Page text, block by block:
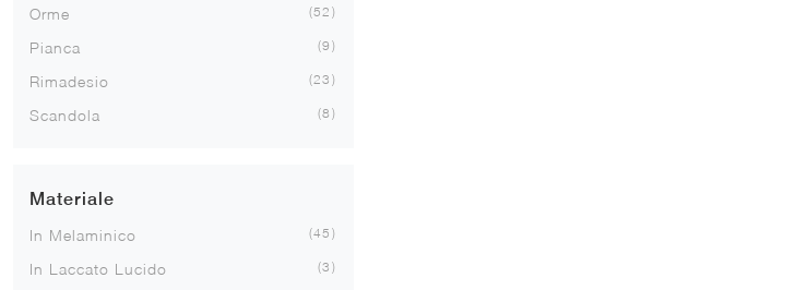
Orme 52
Pianca 9
Rimadesio 23
Scandola 8
Materiale
In Melaminico 45
In Laccato Lucido 3